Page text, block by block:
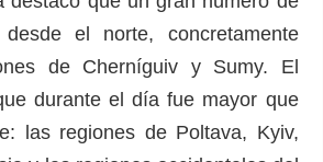
el norte, concretamente
de Cherníguiv y Sumy. El
durante el día fue mayor que
las regiones de Poltava, Kyiv,